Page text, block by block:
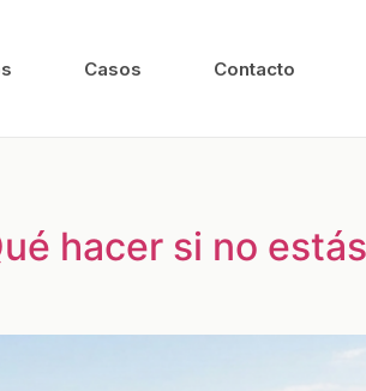
Casos Contacto
hacer si no